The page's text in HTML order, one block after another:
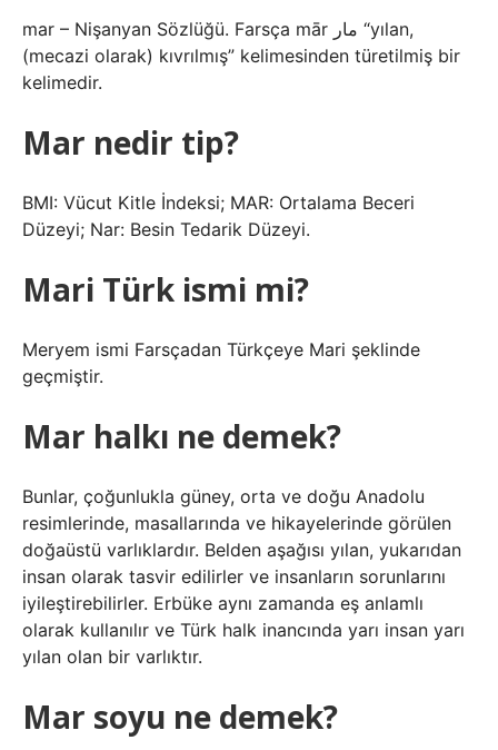
mar – Nişanyan Sözlüğü. Farsça mār مار “yılan,
(mecazi olarak) kıvrılmış” kelimesinden türetilmiş bir
kelimedir.
Mar nedir tip?
BMI: Vücut Kitle İndeksi; MAR: Ortalama Beceri
Düzeyi; Nar: Besin Tedarik Düzeyi.
Mari Türk ismi mi?
Meryem ismi Farsçadan Türkçeye Mari şeklinde
geçmiştir.
Mar halkı ne demek?
Bunlar, çoğunlukla güney, orta ve doğu Anadolu
resimlerinde, masallarında ve hikayelerinde görülen
doğaüstü varlıklardır. Belden aşağısı yılan, yukarıdan
insan olarak tasvir edilirler ve insanların sorunlarını
iyileştirebilirler. Erbüke aynı zamanda eş anlamlı
olarak kullanılır ve Türk halk inancında yarı insan yarı
yılan olan bir varlıktır.
Mar soyu ne demek?